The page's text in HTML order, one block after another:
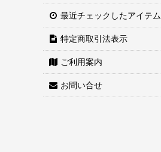
最近チェックしたアイテム
特定商取引法表示
ご利用案内
お問い合せ